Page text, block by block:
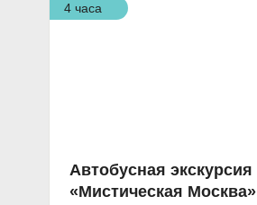
4 часа
Автобусная экскурсия
«Мистическая Москва»